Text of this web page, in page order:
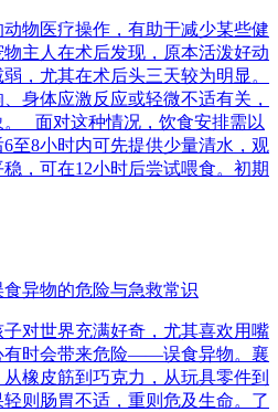
物医疗操作，有助于减少某些健
主人在术后发现，原本活泼好动
，尤其在术后头三天较为明显。
身体应激反应或轻微不适有关，
。 面对这种情况，饮食安排需以
至8小时内可先提供少量清水，观
，可在12小时后尝试喂食。初期
异物的危险与急救常识
对世界充满好奇，尤其喜欢用嘴
有时会带来危险——误食异物。襄
橡皮筋到巧克力，从玩具零件到
则肠胃不适，重则危及生命。了